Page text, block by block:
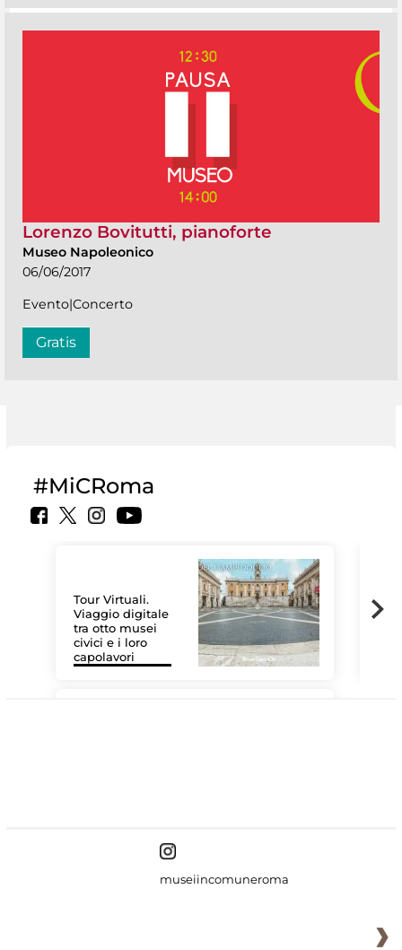
Lorenzo Bovitutti, pianoforte
Museo Napoleonico
06/06/2017
Evento|Concerto
Gratis
#MiCRoma
Tour Virtuali.
Viaggio digitale
tra otto musei
civici e i loro
capolavori
museiincomuneroma